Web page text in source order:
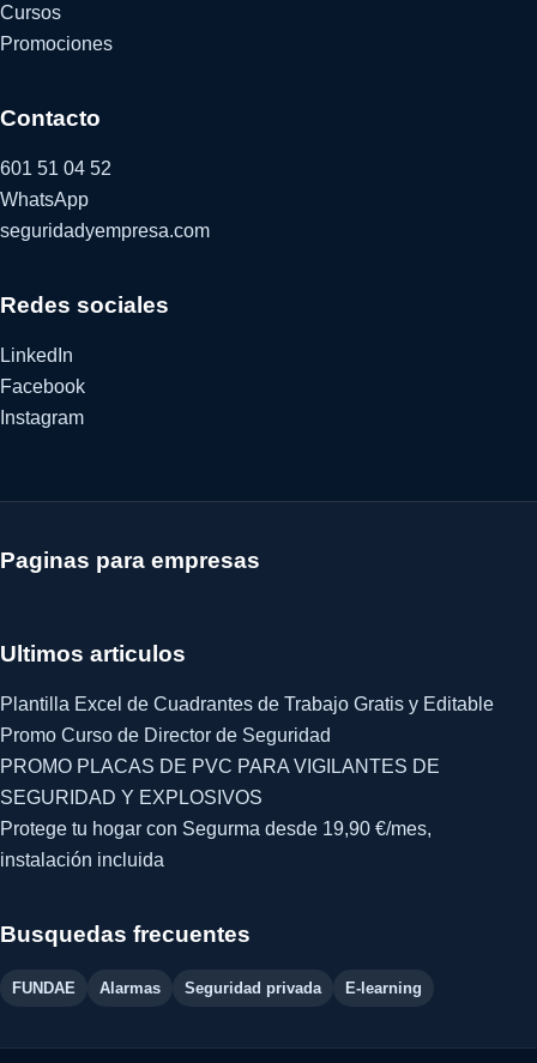
Cursos
Promociones
Contacto
601 51 04 52
WhatsApp
seguridadyempresa.com
Redes sociales
LinkedIn
Facebook
Instagram
Paginas para empresas
Ultimos articulos
Plantilla Excel de Cuadrantes de Trabajo Gratis y Editable
Promo Curso de Director de Seguridad
PROMO PLACAS DE PVC PARA VIGILANTES DE
SEGURIDAD Y EXPLOSIVOS
Protege tu hogar con Segurma desde 19,90 €/mes,
instalación incluida
Busquedas frecuentes
FUNDAE Alarmas Seguridad privada E-learning